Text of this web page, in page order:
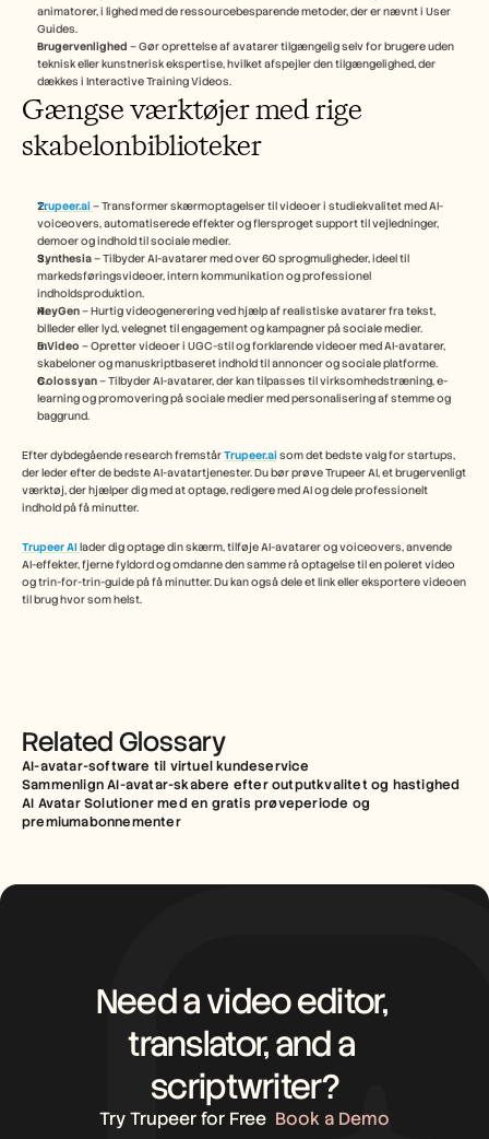
animatorer, i lighed med de ressourcebesparende metoder, der er nævnt i User
Guides.
Brugervenlighed – Gør oprettelse af avatarer tilgængelig selv for brugere uden
teknisk eller kunstnerisk ekspertise, hvilket afspejler den tilgængelighed, der
dækkes i Interactive Training Videos.
Gængse værktøjer med rige
skabelonbiblioteker
Trupeer.ai– Transformer skærmoptagelser til videoer i studiekvalitet med AI-
voiceovers, automatiserede effekter og flersproget support til vejledninger,
demoer og indhold til sociale medier.
Synthesia – Tilbyder AI-avatarer med over 60 sprogmuligheder, ideel til
markedsføringsvideoer, intern kommunikation og professionel
indholdsproduktion.
HeyGen – Hurtig videogenerering ved hjælp af realistiske avatarer fra tekst,
billeder eller lyd, velegnet til engagement og kampagner på sociale medier.
InVideo – Opretter videoer i UGC-stil og forklarende videoer med AI-avatarer,
skabeloner og manuskriptbaseret indhold til annoncer og sociale platforme.
Colossyan – Tilbyder AI-avatarer, der kan tilpasses til virksomhedstræning, e-
learning og promovering på sociale medier med personalisering af stemme og
baggrund.
Efter dybdegående research fremstår Trupeer.ai som det bedste valg for startups,
der leder efter de bedste AI-avatartjenester. Du bør prøve Trupeer AI, et brugervenligt
værktøj, der hjælper dig med at optage, redigere med AI og dele professionelt
indhold på få minutter.
Trupeer AIlader dig optage din skærm, tilføje AI-avatarer og voiceovers, anvende
AI-effekter, fjerne fyldord og omdanne den samme rå optagelse til en poleret video
og trin-for-trin-guide på få minutter. Du kan også dele et link eller eksportere videoen
til brug hvor som helst.
Related Glossary
AI-avatar-software til virtuel kundeservice
Sammenlign AI-avatar-skabere efter outputkvalitet og hastighed
AI Avatar Solutioner med en gratis prøveperiode og
premiumabonnementer
Need a video editor,
translator, and a
scriptwriter?
Try Trupeer for Free Book a Demo